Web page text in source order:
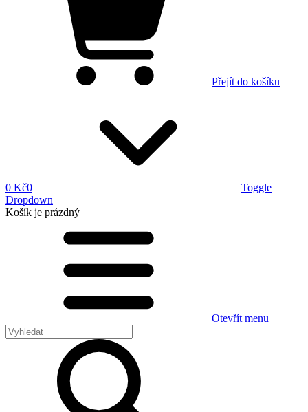
Přejít do košíku
0 Kč0
Toggle
Dropdown
Košík je prázdný
Otevřít menu